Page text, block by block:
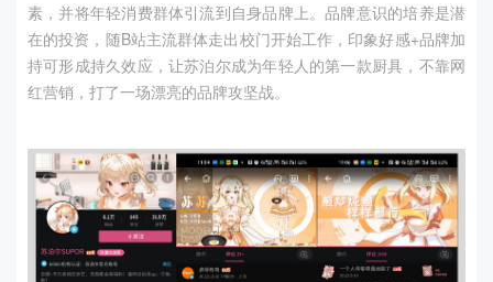
素，并将年轻消费群体引流到自身品牌上。品牌意识的培养是潜
在的投资，随B站主流群体走出校门开始工作，印象好感+品牌加
持可形成持久效应，让苏泊尔成为年轻人的第一款厨具，不靠网
红营销，打了一场漂亮的品牌攻坚战。